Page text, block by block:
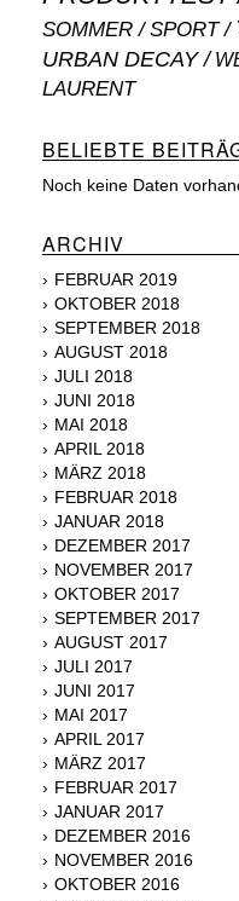
SOMMER SPORT
URBAN DECAY
LAURENT
BELIEBTE
Noch keine Daten
ARCHIV
FEBRUAR 2019
OKTOBER 2018
SEPTEMBER 2018
AUGUST 2018
JULI 2018
JUNI 2018
MAI 2018
APRIL 2018
MÄRZ 2018
FEBRUAR 2018
JANUAR 2018
DEZEMBER 2017
NOVEMBER 2017
OKTOBER 2017
SEPTEMBER 2017
AUGUST 2017
JULI 2017
JUNI 2017
MAI 2017
APRIL 2017
MÄRZ 2017
FEBRUAR 2017
JANUAR 2017
DEZEMBER 2016
NOVEMBER 2016
OKTOBER 2016